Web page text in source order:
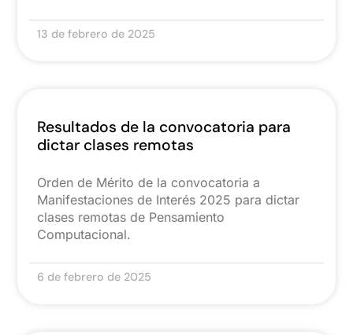
13 de febrero de 2025
Resultados de la convocatoria para
dictar clases remotas
Orden de Mérito de la convocatoria a
Manifestaciones de Interés 2025 para dictar
clases remotas de Pensamiento
Computacional.
6 de febrero de 2025